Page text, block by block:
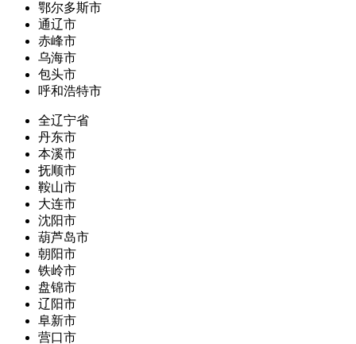
鄂尔多斯市
通辽市
赤峰市
乌海市
包头市
呼和浩特市
全辽宁省
丹东市
本溪市
抚顺市
鞍山市
大连市
沈阳市
葫芦岛市
朝阳市
铁岭市
盘锦市
辽阳市
阜新市
营口市